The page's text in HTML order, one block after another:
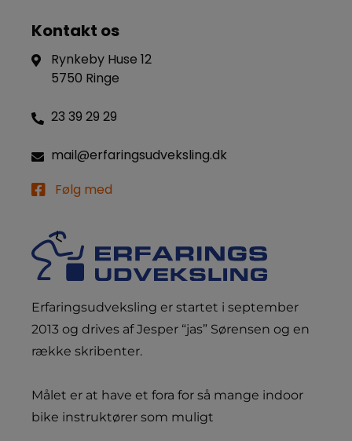
Erfaringsudveksling er startet i september
2013 og drives af Jesper “jas” Sørensen og en
række skribenter.
Målet er at have et fora for så mange indoor
bike instruktører som muligt
Kontakt os
Rynkeby Huse 12
5750 Ringe
23 39 29 29
mail@erfaringsudveksling.dk
Følg med